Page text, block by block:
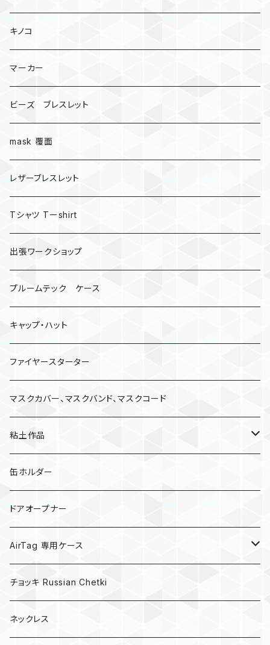
キノコ
マーカー
ビーズ ブレスレット
mask 覆面
レザーブレスレット
Tシャツ Tーshirt
出張ワークショップ
プルームテック ケース
キャップ・ハット
ファイヤースターター
マスクカバー、マスクバンド、マスクコード
粘土作品
亀
キノコ
缶ホルダー
ドアオープナー
AirTag 専用ケース
AirTagキーリング
チョッキ Russian Chetki
ネックレス